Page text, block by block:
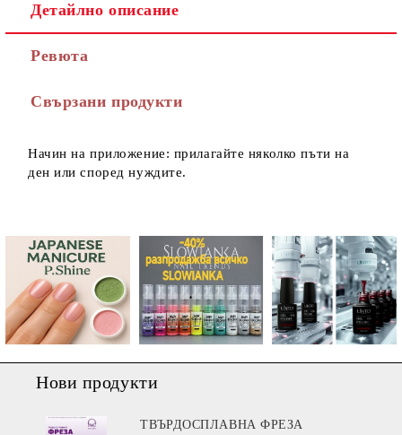
Детайлно описание
Ревюта
Свързани продукти
Начин на приложение: прилагайте няколко пъти на
ден или според нуждите.
Нови продукти
ТВЪРДОСПЛАВНА ФРЕЗА